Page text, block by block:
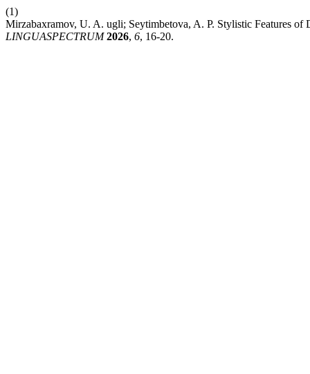
(1)
Mirzabaxramov, U. A. ugli; Seytimbetova, A. P. Stylistic Features
LINGUASPECTRUM 2026, 6, 16-20.